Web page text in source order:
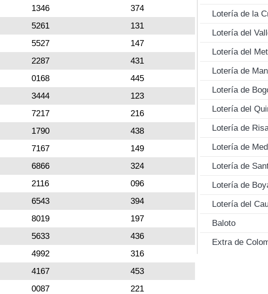
1346
374
5261
131
5527
147
2287
431
0168
445
3444
123
7217
216
1790
438
7167
149
6866
324
2116
096
6543
394
8019
197
5633
436
4992
316
4167
453
0087
221
Lotería de la
Lotería del
Lotería del
Lotería de
Lotería de
Lotería del
Lotería de
Lotería de
Lotería de
Lotería de
Lotería del
Baloto
Extra de